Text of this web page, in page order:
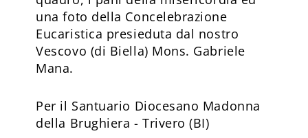
una foto della Concelebrazione
Eucaristica presieduta dal nostro
Vescovo (di Biella) Mons. Gabriele
Mana.
Per il Santuario Diocesano Madonna
della Brughiera - Trivero (BI)